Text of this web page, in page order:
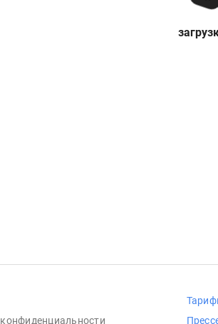
конфиденциальности